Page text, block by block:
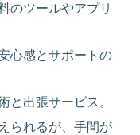
のツールやアプリ
心感とサポートの
と出張サービス。
られるが、手間が